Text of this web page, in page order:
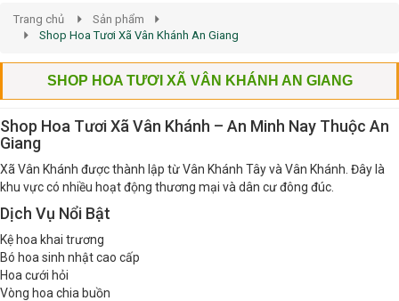
Trang chủ
Sản phẩm
Shop Hoa Tươi Xã Vân Khánh An Giang
SHOP HOA TƯƠI XÃ VÂN KHÁNH AN GIANG
Shop Hoa Tươi Xã Vân Khánh – An Minh Nay Thuộc An
Giang
Xã Vân Khánh được thành lập từ Vân Khánh Tây và Vân Khánh. Đây là
khu vực có nhiều hoạt động thương mại và dân cư đông đúc.
Dịch Vụ Nổi Bật
Kệ hoa khai trương
Bó hoa sinh nhật cao cấp
Hoa cưới hỏi
Vòng hoa chia buồn